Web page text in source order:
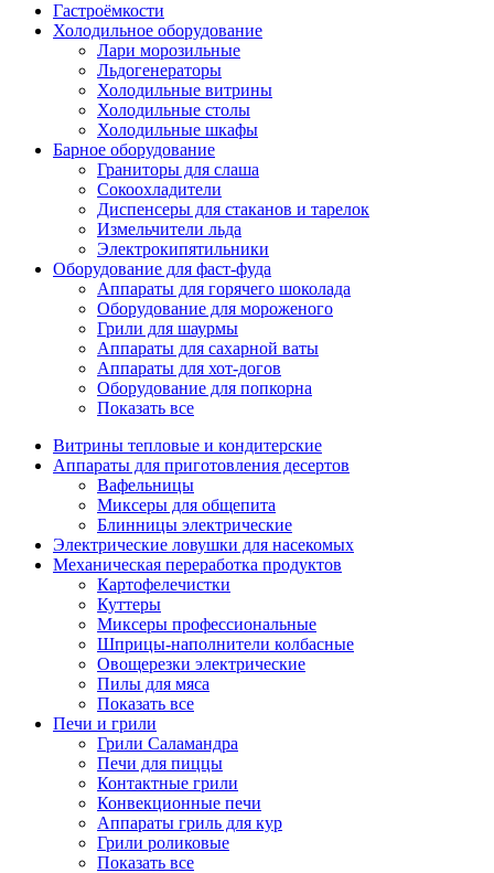
Гастроёмкости
Холодильное оборудование
Лари морозильные
Льдогенераторы
Холодильные витрины
Холодильные столы
Холодильные шкафы
Барное оборудование
Граниторы для слаша
Сокоохладители
Диспенсеры для стаканов и тарелок
Измельчители льда
Электрокипятильники
Оборудование для фаст-фуда
Аппараты для горячего шоколада
Оборудование для мороженого
Грили для шаурмы
Аппараты для сахарной ваты
Аппараты для хот-догов
Оборудование для попкорна
Показать все
Витрины тепловые и кондитерские
Аппараты для приготовления десертов
Вафельницы
Миксеры для общепита
Блинницы электрические
Электрические ловушки для насекомых
Механическая переработка продуктов
Картофелечистки
Куттеры
Миксеры профессиональные
Шприцы-наполнители колбасные
Овощерезки электрические
Пилы для мяса
Показать все
Печи и грили
Грили Саламандра
Печи для пиццы
Контактные грили
Конвекционные печи
Аппараты гриль для кур
Грили роликовые
Показать все